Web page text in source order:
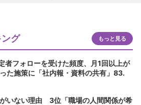
グ もっと見る
者フォローを受けた頻度、月1回以上が
施策に「社内報・資料の共有」83.
いない理由 3位「職場の人間関係が希